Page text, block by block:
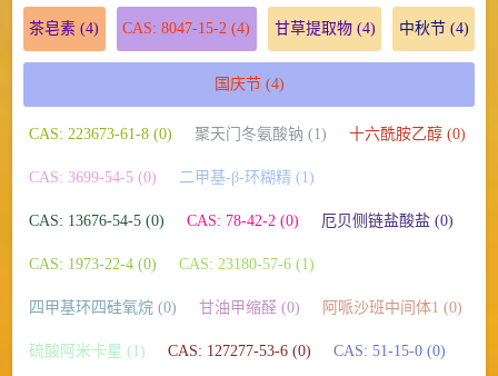
茶皂素 (4) CAS: 8047-15-2 (4) 甘草提取物(4) 中秋节(4)
国庆节(4)
CAS: 223673-61-8 (0) 聚天门冬氨酸钠 (1) 十六酰胺乙醇 (0)
CAS: 3699-54-5 (0) 二甲基-β-环糊精 (1)
CAS: 13676-54-5 (0) CAS: 78-42-2 (0) 厄贝侧链盐酸盐 (0)
CAS: 1973-22-4 (0) CAS: 23180-57-6 (1)
四甲基环四硅氧烷 (0) 甘油甲缩醛 (0) 阿哌沙班中间体1 (0)
硫酸阿米卡星 (1) CAS: 127277-53-6 (0) CAS: 51-15-0 (0)